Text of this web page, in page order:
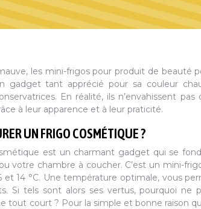
les mini-frigos pour produit de beauté
gadget tant apprécié pour sa couleur
En réalité, ils n’envahissent
à leur apparence et à leur praticité.
UN FRIGO COSMÉTIQUE ?
est un charmant gadget qui se
votre chambre à coucher. C’est un mini-
14 °C. Une température optimale, vous
Si tels sont alors ses vertus, pourquoi ne
tout court ? Pour la simple et bonne raison